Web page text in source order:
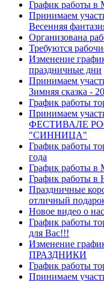
График работы
Принимаем
Весенняя
Организована
Требуются
Изменение
праздничные дни
Принимаем
Зимняя сказка -
График работы
Принимаем
ФЕСТИВАЛЕ
"СИННИЦА"
График работы
года
График работы
График работы в
Праздничные
отличный
Новое видео о нас
График работы
для Вас!!!
Изменение
ПРАЗДНИКИ
График работы
Принимаем